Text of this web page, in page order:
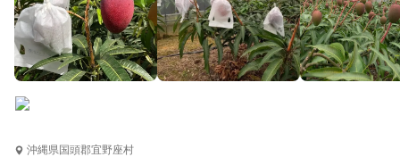
沖縄県国頭郡宜野座村